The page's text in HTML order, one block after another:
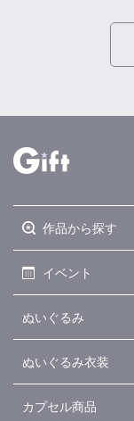
作品から探す
イベント
ぬいぐるみ
ぬいぐるみ衣装
カプセル商品